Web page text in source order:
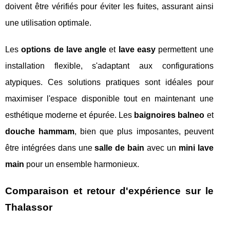
doivent être vérifiés pour éviter les fuites, assurant ainsi
une utilisation optimale.
Lesoptions de lave angle et lave easy permettent une
installation flexible, s'adaptant aux configurations
atypiques. Ces solutions pratiques sont idéales pour
maximiser l'espace disponible tout en maintenant une
esthétique moderne et épurée. Les baignoires balneo et
douche hammam, bien que plus imposantes, peuvent
être intégrées dans unesalle de bain avec un mini lave
main pour un ensemble harmonieux.
Comparaison et retour d'expérience sur le
Thalassor